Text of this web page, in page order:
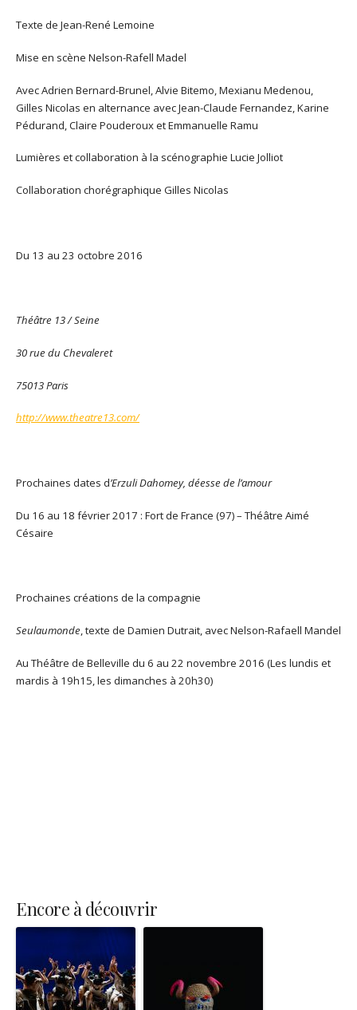
Texte de Jean-René Lemoine
Mise en scène Nelson-Rafell Madel
Avec Adrien Bernard-Brunel, Alvie Bitemo, Mexianu Medenou,
Gilles Nicolas en alternance avec Jean-Claude Fernandez, Karine
Pédurand, Claire Pouderoux et Emmanuelle Ramu
Lumières et collaboration à la scénographie Lucie Jolliot
Collaboration chorégraphique Gilles Nicolas
Du 13 au 23 octobre 2016
Théâtre 13 / Seine
30 rue du Chevaleret
75013 Paris
http://www.theatre13.com/
Prochaines dates d’Erzuli Dahomey, déesse de l’amour
Du 16 au 18 février 2017 : Fort de France (97) – Théâtre Aimé
Césaire
Prochaines créations de la compagnie
Seulaumonde, texte de Damien Dutrait, avec Nelson-Rafaell Mandel
Au Théâtre de Belleville du 6 au 22 novembre 2016 (Les lundis et
mardis à 19h15, les dimanches à 20h30)
Encore à découvrir